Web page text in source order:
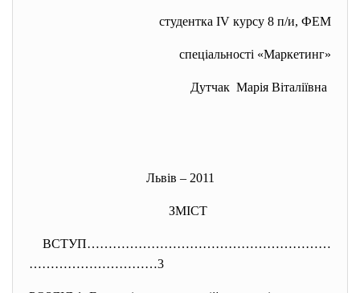
студентка IV курсу 8 п/и, ФЕМ
спеціальності «Маркетинг»
Дутчак Марія Віталіївна
Львів – 2011
ЗМІСТ
ВСТУП…………………………………………………
…………………………3